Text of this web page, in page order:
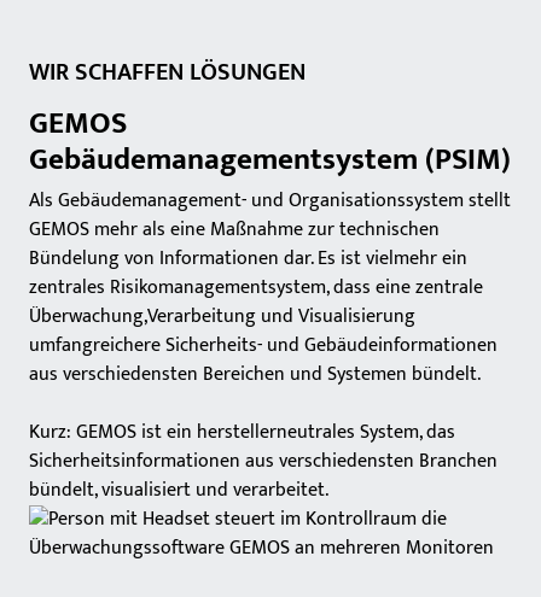
WIR SCHAFFEN LÖSUNGEN
GEMOS
Gebäudemanagementsystem (PSIM)
Als Gebäudemanagement- und Organisationssystem stellt
GEMOS mehr als eine Maßnahme zur technischen
Bündelung von Informationen dar. Es ist vielmehr ein
zentrales Risikomanagementsystem, dass eine zentrale
Überwachung,Verarbeitung und Visualisierung
umfangreichere Sicherheits- und Gebäudeinformationen
aus verschiedensten Bereichen und Systemen bündelt.
Kurz: GEMOS ist ein herstellerneutrales System, das
Sicherheitsinformationen aus verschiedensten Branchen
bündelt, visualisiert und verarbeitet.